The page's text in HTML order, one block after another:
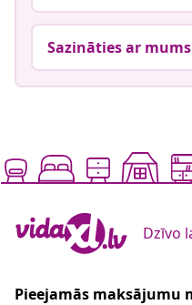
Sazināties ar mums
Dzīvo
Pieejamās maksājumu